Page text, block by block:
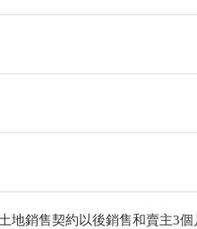
地銷售契約以後銷售和賣主3